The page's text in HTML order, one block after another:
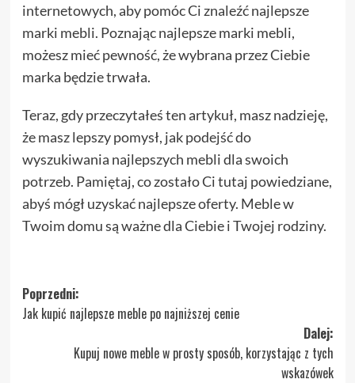
internetowych, aby pomóc Ci znaleźć najlepsze
marki mebli. Poznając najlepsze marki mebli,
możesz mieć pewność, że wybrana przez Ciebie
marka będzie trwała.
Teraz, gdy przeczytałeś ten artykuł, masz nadzieję,
że masz lepszy pomysł, jak podejść do
wyszukiwania najlepszych mebli dla swoich
potrzeb. Pamiętaj, co zostało Ci tutaj powiedziane,
abyś mógł uzyskać najlepsze oferty. Meble w
Twoim domu są ważne dla Ciebie i Twojej rodziny.
Zobacz
wpisy
Poprzedni:
Jak kupić najlepsze meble po najniższej cenie
Dalej:
Kupuj nowe meble w prosty sposób, korzystając z tych
wskazówek